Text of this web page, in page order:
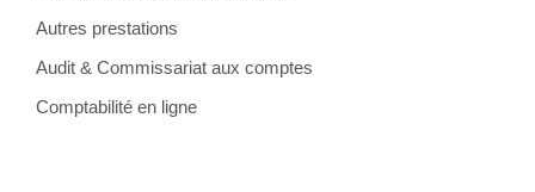
Autres prestations
Audit & Commissariat aux comptes
Comptabilité en ligne